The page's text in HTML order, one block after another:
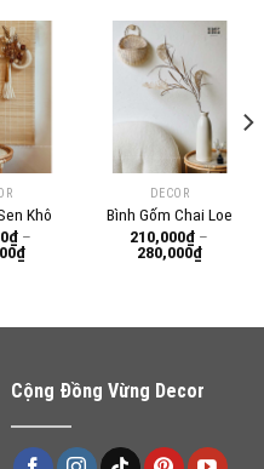
Khô
₫ –
₫Khoảng
giá:
680,000₫
DECOR
Bình Gốm Chai Loe
210,000₫ –
280,000₫Khoảng
giá:
280,000₫
Cộng Đồng Vừng Decor